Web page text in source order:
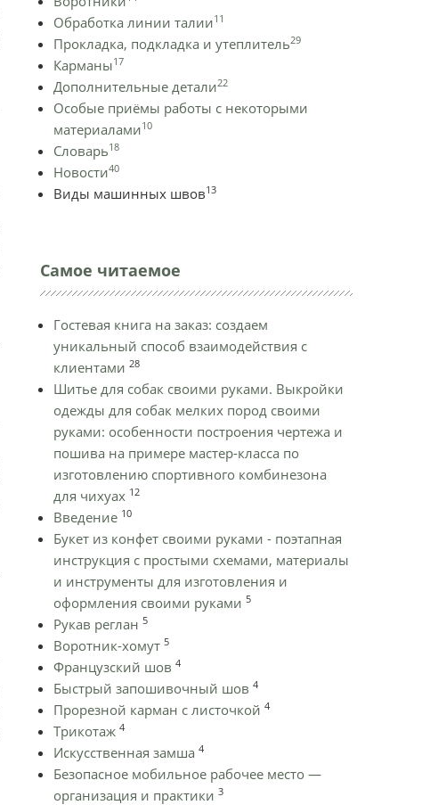
Обработка линии талии11
Прокладка, подкладка и утеплитель29
Карманы17
Дополнительные детали22
Особые приёмы работы с некоторыми
материалами10
Словарь18
Новости40
Виды машинных швов13
Самое читаемое
Гостевая книга на заказ: создаем
уникальный способ взаимодействия с
клиентами 28
Шитье для собак своими руками. Выкройки
одежды для собак мелких пород своими
руками: особенности построения чертежа и
пошива на примере мастер-класса по
изготовлению спортивного комбинезона
для чихуах 12
Введение 10
Букет из конфет своими руками - поэтапная
инструкция с простыми схемами, материалы
и инструменты для изготовления и
оформления своими руками 5
Рукав реглан 5
Воротник-хомут 5
Французский шов 4
Быстрый запошивочный шов 4
Прорезной карман с листочкой 4
Трикотаж 4
Искусственная замша 4
Безопасное мобильное рабочее место —
организация и практики 3